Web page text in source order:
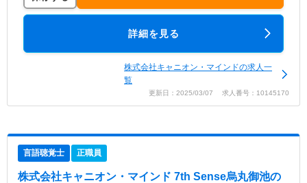
詳細を見る
株式会社キャニオン・マインドの求人一
覧
更新日：2025/03/07 求人番号：10145170
言語聴覚士 正職員
株式会社キャニオン・マインド 7th Sense烏丸御池の